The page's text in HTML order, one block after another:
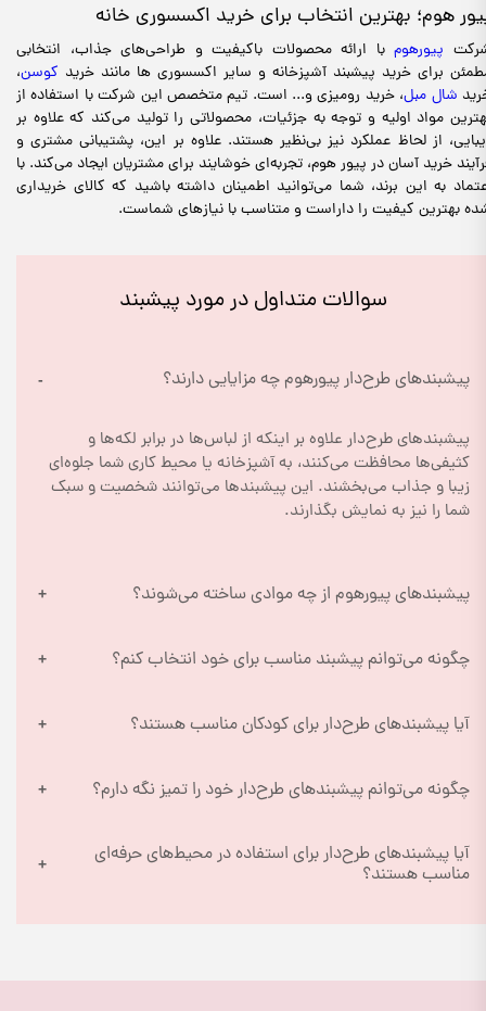
هوم؛ بهترین انتخاب برای خرید اکسسوری خانه
پیورهومبا ارائه محصولات باکیفیت و طراحی‌های جذاب، انتخابی
برای خرید پیشبند آشپزخانه و سایر اکسسوری ها مانند خرید کوسن،
شال مبل، خرید رومیزی و... است. تیم متخصص این شرکت با استفاده از
مواد اولیه و توجه به جزئیات، محصولاتی را تولید می‌کند که علاوه بر
از لحاظ عملکرد نیز بی‌نظیر هستند. علاوه بر این، پشتیبانی مشتری و
خرید آسان در پیور هوم، تجربه‌ای خوشایند برای مشتریان ایجاد می‌کند. با
به این برند، شما می‌توانید اطمینان داشته باشید که کالای خریداری
بهترین کیفیت را داراست و متناسب با نیازهای شماست.
سوالات متداول در مورد پیشبند
پیشبندهای طرح‌دار پیورهوم چه مزایایی دارند؟
شما را نیز به نمایش بگذارند.
پیشبندهای پیورهوم از چه موادی ساخته می‌شوند؟
چگونه می‌توانم پیشبند مناسب برای خود انتخاب کنم؟
آیا پیشبندهای طرح‌دار برای کودکان مناسب هستند؟
چگونه می‌توانم پیشبندهای طرح‌دار خود را تمیز نگه دارم؟
آیا پیشبندهای طرح‌دار برای استفاده در محیط‌های حرفه‌ای
مناسب هستند؟